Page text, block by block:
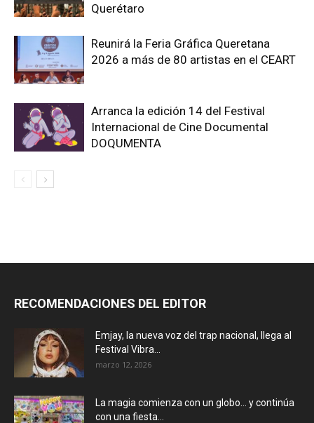
Querétaro
Reunirá la Feria Gráfica Queretana
2026 a más de 80 artistas en el CEART
Arranca la edición 14 del Festival
Internacional de Cine Documental
DOQUMENTA
RECOMENDACIONES DEL EDITOR
Emjay, la nueva voz del trap nacional, llega al
Festival Vibra...
marzo 12, 2026
La magia comienza con un globo… y continúa
con una fiesta...